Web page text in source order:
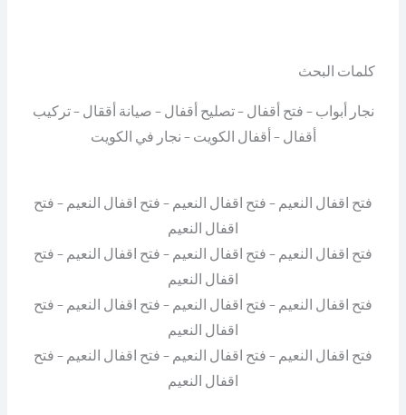
كلمات البحث
نجار أبواب – فتح أقفال – تصليح أقفال – صيانة أققال – تركيب
أقفال – أقفال الكويت – نجار في الكويت
فتح اقفال النعيم – فتح اقفال النعيم – فتح اقفال النعيم – فتح
اقفال النعيم
فتح اقفال النعيم – فتح اقفال النعيم – فتح اقفال النعيم – فتح
اقفال النعيم
فتح اقفال النعيم – فتح اقفال النعيم – فتح اقفال النعيم – فتح
اقفال النعيم
فتح اقفال النعيم – فتح اقفال النعيم – فتح اقفال النعيم – فتح
اقفال النعيم